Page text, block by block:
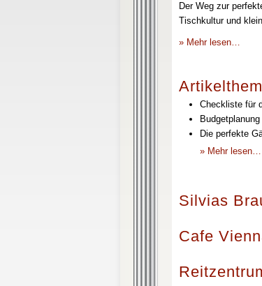
Der Weg zur
Tischkultur und
» Mehr lesen…
Checkliste für
Die perfekte
» Mehr lesen…
Silvias
Cafe